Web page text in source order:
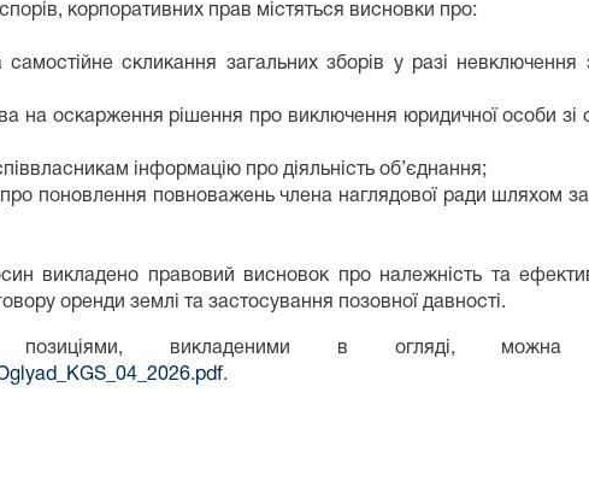
корпоративних прав містяться висновки про:
самостійне скликання загальних зборів у разі
на оскарження рішення про виключення юридичної особи
інформацію про діяльність об’єднання;
поновлення повноважень члена наглядової ради шляхом
викладено правовий висновок про належність та
оренди землі та застосування позовної давності.
викладеними в огляді, можна
.